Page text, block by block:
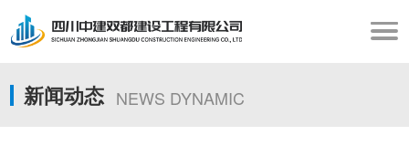
新闻动态 NEWS DYNAMIC